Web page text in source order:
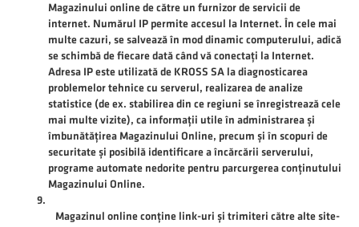
Magazinului online de către un furnizor de servicii de
internet. Numărul IP permite accesul la Internet. În cele mai
multe cazuri, se salvează în mod dinamic computerului, adică
se schimbă de fiecare dată când vă conectați la Internet.
Adresa IP este utilizată de KROSS SA la diagnosticarea
problemelor tehnice cu serverul, realizarea de analize
statistice (de ex. stabilirea din ce regiuni se înregistrează cele
mai multe vizite), ca informații utile în administrarea și
îmbunătățirea Magazinului Online, precum și în scopuri de
securitate și posibilă identificare a încărcării serverului,
programe automate nedorite pentru parcurgerea conținutului
Magazinului Online.
Magazinul online conține link-uri și trimiteri către alte site-